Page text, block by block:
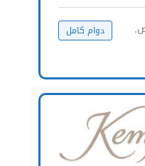
دوام كامل